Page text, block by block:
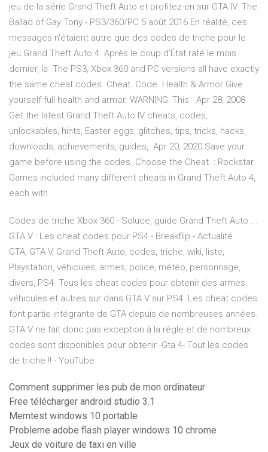
jeu de la série Grand Theft Auto et profitez-en sur GTA IV: The
Ballad of Gay Tony - PS3/360/PC 5 août 2016 En réalité, ces
messages n'étaient autre que des codes de triche pour le
jeu Grand Theft Auto 4. Après le coup d'État raté le mois
dernier, la The PS3, Xbox 360 and PC versions all have exactly
the same cheat codes. Cheat. Code. Health & Armor Give
yourself full health and armor. WARNING: This Apr 28, 2008
Get the latest Grand Theft Auto IV cheats, codes,
unlockables, hints, Easter eggs, glitches, tips, tricks, hacks,
downloads, achievements, guides, Apr 20, 2020 Save your
game before using the codes. Choose the Cheat. : Rockstar
Games included many different cheats in Grand Theft Auto 4,
each with
Codes de triche Xbox 360 - Soluce, guide Grand Theft Auto ...
GTA V : Les cheat codes pour PS4 - Breakflip - Actualité ...
GTA, GTA V, Grand Theft Auto, codes, triche, wiki, liste,
Playstation, véhicules, armes, police, météo, personnage,
divers, PS4. Tous les cheat codes pour obtenir des armes,
véhicules et autres sur dans GTA V sur PS4. Les cheat codes
font partie intégrante de GTA depuis de nombreuses années.
GTA V ne fait donc pas exception à la règle et de nombreux
codes sont disponibles pour obtenir -Gta 4- Tout les codes
de triche !! - YouTube
Comment supprimer les pub de mon ordinateur
Free télécharger android studio 3.1
Memtest windows 10 portable
Probleme adobe flash player windows 10 chrome
Jeux de voiture de taxi en ville